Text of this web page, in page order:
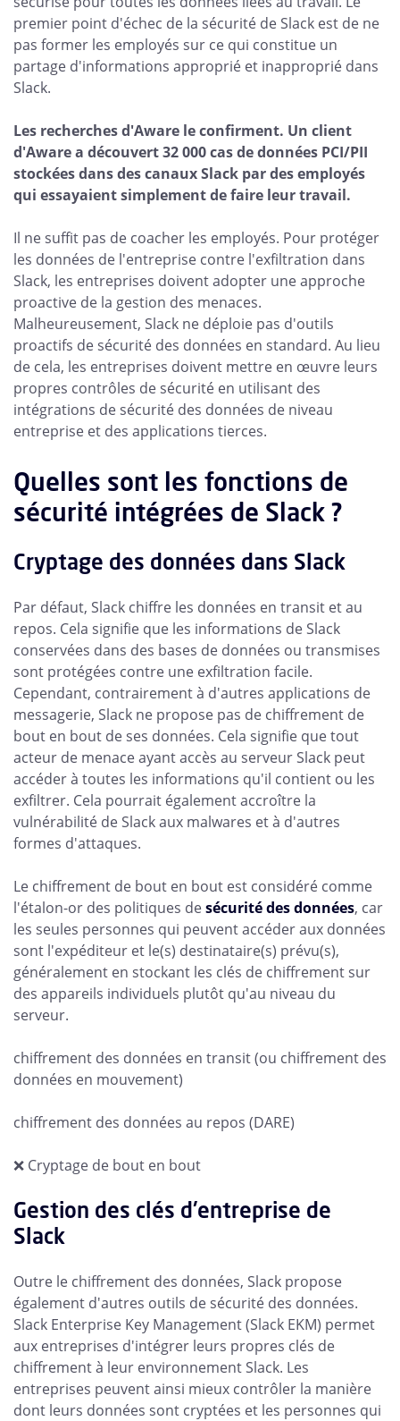
premier point d'échec de la sécurité de Slack est de ne
pas former les employés sur ce qui constitue un
partage d'informations approprié et inapproprié dans
Slack.
Les recherches d'Aware le confirment. Un client
d'Aware a découvert 32 000 cas de données PCI/PII
stockées dans des canaux Slack par des employés
qui essayaient simplement de faire leur travail.
Il ne suffit pas de coacher les employés. Pour protéger
les données de l'entreprise contre l'exfiltration dans
Slack, les entreprises doivent adopter une approche
proactive de la gestion des menaces.
Malheureusement, Slack ne déploie pas d'outils
proactifs de sécurité des données en standard. Au lieu
de cela, les entreprises doivent mettre en œuvre leurs
propres contrôles de sécurité en utilisant des
intégrations de sécurité des données de niveau
entreprise et des applications tierces.
Quelles sont les fonctions de
sécurité intégrées de Slack ?
Cryptage des données dans Slack
Par défaut, Slack chiffre les données en transit et au
repos. Cela signifie que les informations de Slack
conservées dans des bases de données ou transmises
sont protégées contre une exfiltration facile.
Cependant, contrairement à d'autres applications de
messagerie, Slack ne propose pas de chiffrement de
bout en bout de ses données. Cela signifie que tout
acteur de menace ayant accès au serveur Slack peut
accéder à toutes les informations qu'il contient ou les
exfiltrer. Cela pourrait également accroître la
vulnérabilité de Slack aux malwares et à d'autres
formes d'attaques.
Le chiffrement de bout en bout est considéré comme
l'étalon-or des politiques desécurité des données, car
les seules personnes qui peuvent accéder aux données
sont l'expéditeur et le(s) destinataire(s) prévu(s),
généralement en stockant les clés de chiffrement sur
des appareils individuels plutôt qu'au niveau du
serveur.
chiffrement des données en transit (ou chiffrement des
données en mouvement)
chiffrement des données au repos (DARE)
❌ Cryptage de bout en bout
Gestion des clés d'entreprise de
Slack
Outre le chiffrement des données, Slack propose
également d'autres outils de sécurité des données.
Slack Enterprise Key Management (Slack EKM) permet
aux entreprises d'intégrer leurs propres clés de
chiffrement à leur environnement Slack. Les
entreprises peuvent ainsi mieux contrôler la manière
dont leurs données sont cryptées et les personnes qui